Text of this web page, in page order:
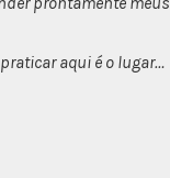
aqui é o lugar…